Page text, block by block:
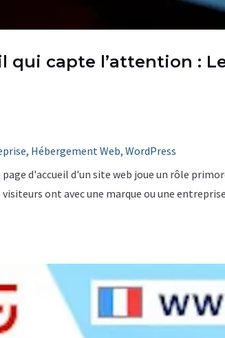
qui capte l’attention :
, Hébergement Web,WordPress
d'accueil d'un site web joue un rôle
ont avec une marque ou une